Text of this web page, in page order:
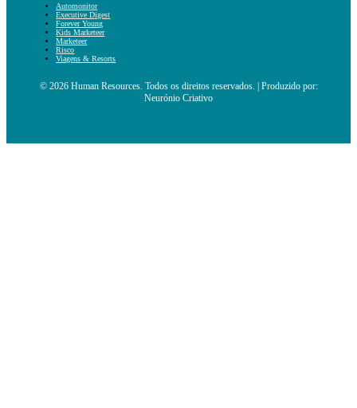
Automonitor
Executive Digest
Forever Young
Kids Marketeer
Marketeer
Risco
Viagens & Resorts
© 2026 Human Resources. Todos os direitos reservados. | Produzido por:
Neurónio Criativo